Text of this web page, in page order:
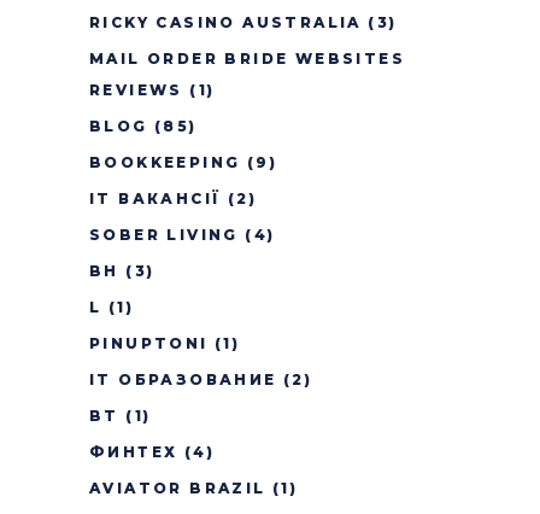
RICKY CASINO AUSTRALIA (3)
MAIL ORDER BRIDE WEBSITES
REVIEWS
(1)
BLOG (85)
BOOKKEEPING (9)
IT ВАКАНСІЇ
(2)
SOBER LIVING (4)
BH
(3)
L (1)
PINUPTONI (1)
IT ОБРАЗОВАНИЕ (2)
BT
(1)
ФИНТЕХ (4)
AVIATOR BRAZIL (1)